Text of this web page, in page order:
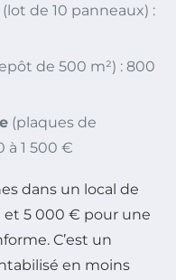
(lot de 10 panneaux) :
de 500 m²) : 800
(plaques de
à 1 500 €
dans un local de
et 5 000 € pour une
C’est un
en moins